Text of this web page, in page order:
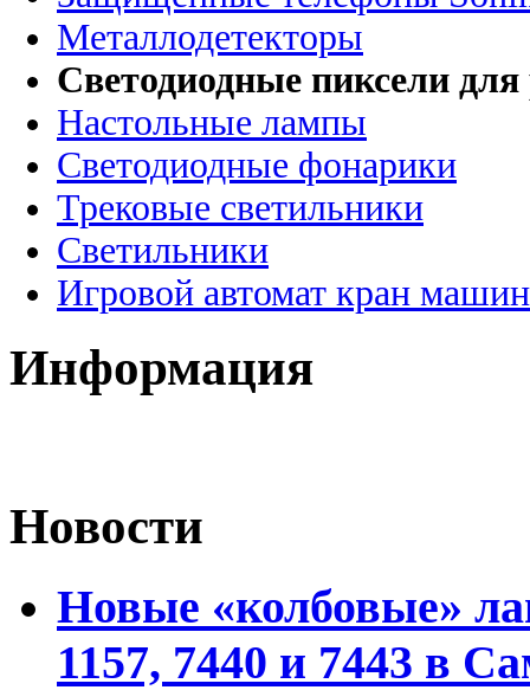
Металлодетекторы
Светодиодные пиксели
Настольные лампы
Светодиодные фонарики
Трековые светильники
Светильники
Игровой автомат кран
Информация
Новости
Новые «колбовые»
1157, 7440 и 7443 в